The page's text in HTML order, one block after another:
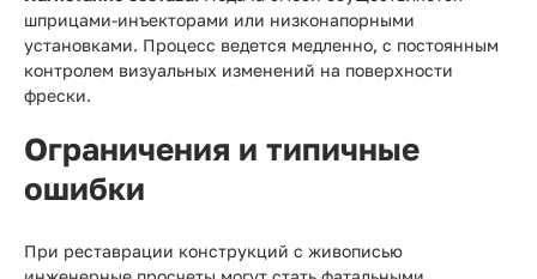
шприцами-инъекторами или низконапорными
установками. Процесс ведется медленно, с постоянным
контролем визуальных изменений на поверхности
фрески.
Ограничения и типичные
ошибки
При реставрации конструкций с живописью